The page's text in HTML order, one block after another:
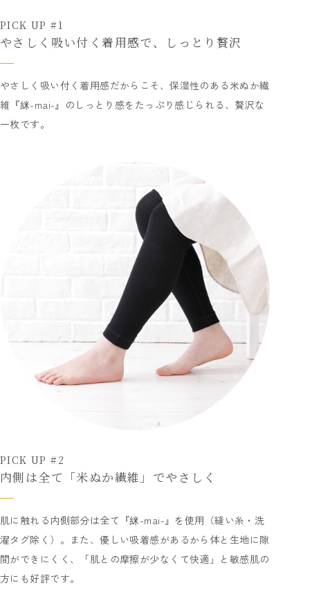
PICK UP #1
やさしく吸い付く着用感で、しっとり贅沢
やさしく吸い付く着用感だからこそ、保湿性のある米ぬか繊
維『䋛-mai-』のしっとり感をたっぷり感じられる、贅沢な
一枚です。
PICK UP #2
内側は全て「米ぬか繊維」でやさしく
肌に触れる内側部分は全て『䋛-mai-』を使用（縫い糸・洗
濯タグ除く）。また、優しい吸着感があるから体と生地に隙
間ができにくく、「肌との摩擦が少なくて快適」と敏感肌の
方にも好評です。